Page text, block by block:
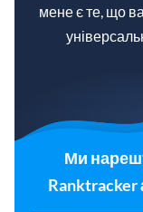
мене є те, що
Ми